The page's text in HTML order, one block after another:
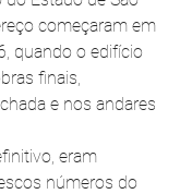
começaram em
quando o edifício
finais,
e nos andares
eram
números do